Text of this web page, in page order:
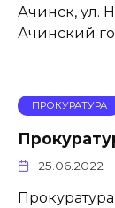
Ачинск, ул.
Ачинский
ПРОКУРАТУРА
25.06.2022